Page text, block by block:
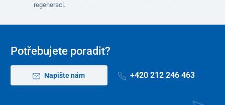
regeneraci.
Potřebujete poradit?
Napište nám +420 212 246 463